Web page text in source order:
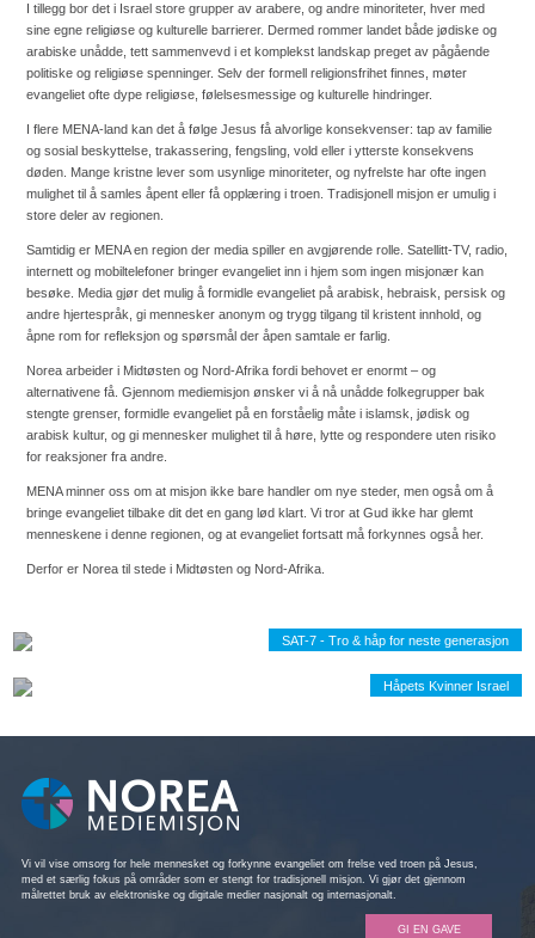
I tillegg bor det i Israel store grupper av arabere, og andre minoriteter, hver med
sine egne religiøse og kulturelle barrierer. Dermed rommer landet både jødiske og
arabiske unådde, tett sammenvevd i et komplekst landskap preget av pågående
politiske og religiøse spenninger. Selv der formell religionsfrihet finnes, møter
evangeliet ofte dype religiøse, følelsesmessige og kulturelle hindringer.
I flere MENA-land kan det å følge Jesus få alvorlige konsekvenser: tap av familie
og sosial beskyttelse, trakassering, fengsling, vold eller i ytterste konsekvens
døden. Mange kristne lever som usynlige minoriteter, og nyfrelste har ofte ingen
mulighet til å samles åpent eller få opplæring i troen. Tradisjonell misjon er umulig i
store deler av regionen.
Samtidig er MENA en region der media spiller en avgjørende rolle. Satellitt-TV, radio,
internett og mobiltelefoner bringer evangeliet inn i hjem som ingen misjonær kan
besøke. Media gjør det mulig å formidle evangeliet på arabisk, hebraisk, persisk og
andre hjertespråk, gi mennesker anonym og trygg tilgang til kristent innhold, og
åpne rom for refleksjon og spørsmål der åpen samtale er farlig.
Norea arbeider i Midtøsten og Nord-Afrika fordi behovet er enormt – og
alternativene få. Gjennom mediemisjon ønsker vi å nå unådde folkegrupper bak
stengte grenser, formidle evangeliet på en forståelig måte i islamsk, jødisk og
arabisk kultur, og gi mennesker mulighet til å høre, lytte og respondere uten risiko
for reaksjoner fra andre.
MENA minner oss om at misjon ikke bare handler om nye steder, men også om å
bringe evangeliet tilbake dit det en gang lød klart. Vi tror at Gud ikke har glemt
menneskene i denne regionen, og at evangeliet fortsatt må forkynnes også her.
Derfor er Norea til stede i Midtøsten og Nord-Afrika.
SAT-7 - Tro & håp for neste generasjon
Håpets Kvinner Israel
Vi vil vise omsorg for hele mennesket og forkynne evangeliet om frelse ved troen på Jesus,
med et særlig fokus på områder som er stengt for tradisjonell misjon. Vi gjør det gjennom
målrettet bruk av elektroniske og digitale medier nasjonalt og internasjonalt.
GI EN GAVE